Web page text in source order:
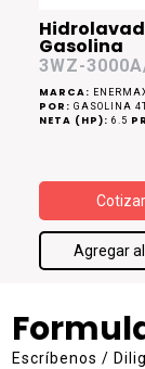
Gasolina
3WZ-
MARCA:
POR: GASOLINA
NETA (HP): 6.5
Agregar
Escríbenos /